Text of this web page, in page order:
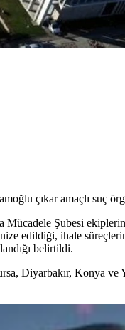
çıkar amaçlı suç
Şubesi
edildiği, ihale
belirtildi.
Diyarbakır, Konya